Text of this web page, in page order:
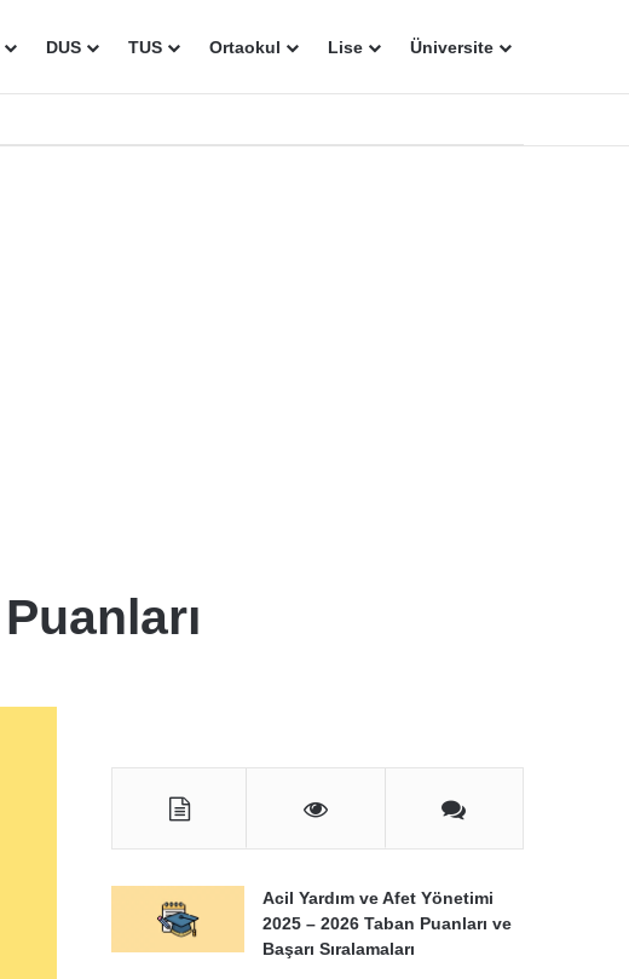
DUS TUS Ortaokul Lise Üniversite
Acil Yardım ve Afet Yönetimi
2025 – 2026 Taban Puanları ve
Başarı Sıralamaları